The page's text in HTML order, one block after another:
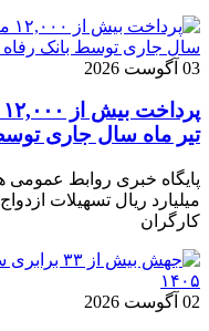
03 آگوست 2026
تیر ماه سال جاری
میلیارد ریال تسهیلات
کارگران
02 آگوست 2026